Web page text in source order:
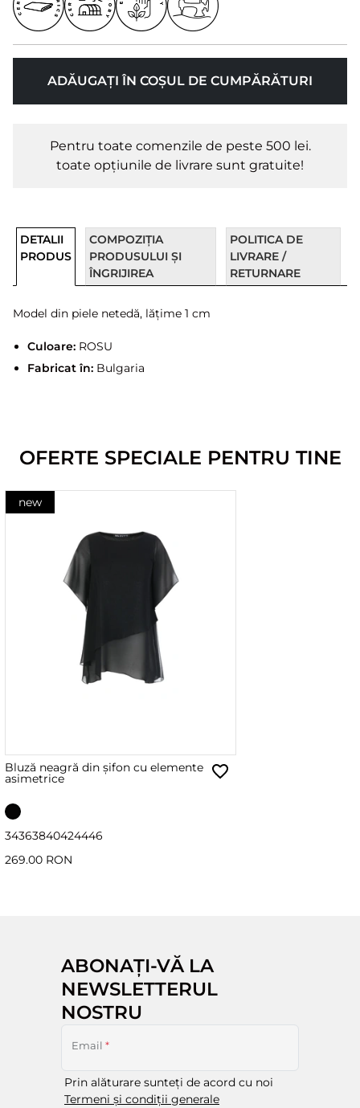
ADĂUGAȚI ÎN COȘUL DE CUMPĂRĂTURI
Pentru toate comenzile de peste 500 lei.
toate opțiunile de livrare sunt gratuite!
DETALII
PRODUS
COMPOZIȚIA
PRODUSULUI ȘI
ÎNGRIJIREA
POLITICA DE
LIVRARE /
RETURNARE
Model din piele netedă, lățime 1 cm
Culoare:ROSU
Fabricat în:Bulgaria
OFERTE SPECIALE PENTRU TINE
new
Bluză neagră din șifon cu elemente
asimetrice
34363840424446
269.00 RON
ABONAȚI-VĂ LA
NEWSLETTERUL
NOSTRU
Email *
Prin alăturare sunteți de acord cu noi
Termeni și condiții generale